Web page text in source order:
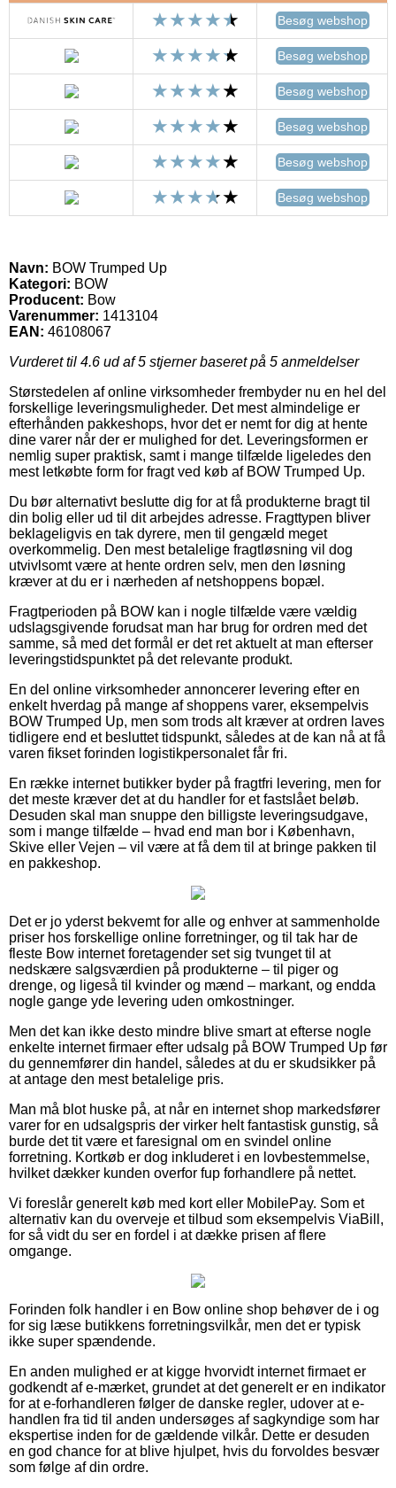
Besøg webshop
Besøg webshop
Besøg webshop
Besøg webshop
Besøg webshop
Besøg webshop
Navn: BOW Trumped Up
Kategori: BOW
Producent: Bow
Varenummer: 1413104
EAN: 46108067
Vurderet til 4.6 ud af 5 stjerner baseret på 5 anmeldelser
Størstedelen af online virksomheder frembyder nu en hel del
forskellige leveringsmuligheder. Det mest almindelige er
efterhånden pakkeshops, hvor det er nemt for dig at hente
dine varer når der er mulighed for det. Leveringsformen er
nemlig super praktisk, samt i mange tilfælde ligeledes den
mest letkøbte form for fragt ved køb af BOW Trumped Up.
Du bør alternativt beslutte dig for at få produkterne bragt til
din bolig eller ud til dit arbejdes adresse. Fragttypen bliver
beklageligvis en tak dyrere, men til gengæld meget
overkommelig. Den mest betalelige fragtløsning vil dog
utvivlsomt være at hente ordren selv, men den løsning
kræver at du er i nærheden af netshoppens bopæl.
Fragtperioden på BOW kan i nogle tilfælde være vældig
udslagsgivende forudsat man har brug for ordren med det
samme, så med det formål er det ret aktuelt at man efterser
leveringstidspunktet på det relevante produkt.
En del online virksomheder annoncerer levering efter en
enkelt hverdag på mange af shoppens varer, eksempelvis
BOW Trumped Up, men som trods alt kræver at ordren laves
tidligere end et besluttet tidspunkt, således at de kan nå at få
varen fikset forinden logistikpersonalet får fri.
En række internet butikker byder på fragtfri levering, men for
det meste kræver det at du handler for et fastslået beløb.
Desuden skal man snuppe den billigste leveringsudgave,
som i mange tilfælde – hvad end man bor i København,
Skive eller Vejen – vil være at få dem til at bringe pakken til
en pakkeshop.
Det er jo yderst bekvemt for alle og enhver at sammenholde
priser hos forskellige online forretninger, og til tak har de
fleste Bow internet foretagender set sig tvunget til at
nedskære salgsværdien på produkterne – til piger og
drenge, og ligeså til kvinder og mænd – markant, og endda
nogle gange yde levering uden omkostninger.
Men det kan ikke desto mindre blive smart at efterse nogle
enkelte internet firmaer efter udsalg på BOW Trumped Up før
du gennemfører din handel, således at du er skudsikker på
at antage den mest betalelige pris.
Man må blot huske på, at når en internet shop markedsfører
varer for en udsalgspris der virker helt fantastisk gunstig, så
burde det tit være et faresignal om en svindel online
forretning. Kortkøb er dog inkluderet i en lovbestemmelse,
hvilket dækker kunden overfor fup forhandlere på nettet.
Vi foreslår generelt køb med kort eller MobilePay. Som et
alternativ kan du overveje et tilbud som eksempelvis ViaBill,
for så vidt du ser en fordel i at dække prisen af flere
omgange.
Forinden folk handler i en Bow online shop behøver de i og
for sig læse butikkens forretningsvilkår, men det er typisk
ikke super spændende.
En anden mulighed er at kigge hvorvidt internet firmaet er
godkendt af e-mærket, grundet at det generelt er en indikator
for at e-forhandleren følger de danske regler, udover at e-
handlen fra tid til anden undersøges af sagkyndige som har
ekspertise inden for de gældende vilkår. Dette er desuden
en god chance for at blive hjulpet, hvis du forvoldes besvær
som følge af din ordre.